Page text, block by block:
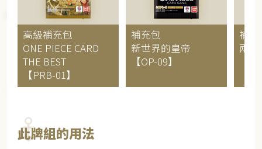
高級補充包
ONE PIECE CARD
THE BEST
【PRB-01】
補充包
新世界的皇帝
【OP-09】
補充
兩
此牌組的用法